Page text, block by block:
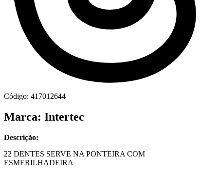
Código: 417012644
Marca: Intertec
Descrição:
22 DENTES SERVE NA PONTEIRA COM
ESMERILHADEIRA